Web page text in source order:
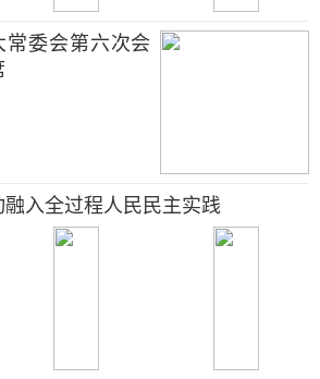
委会第六次会
入全过程人民民主实践